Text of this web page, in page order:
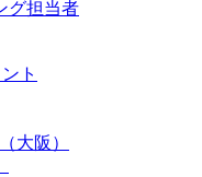
グ担当者
ト
大阪）